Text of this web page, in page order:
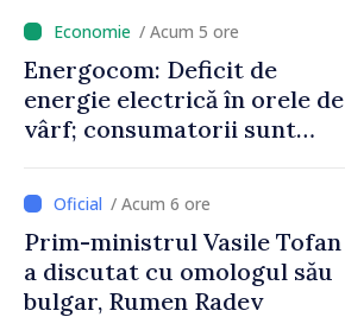
putem menține prețurile la
un nivel mai mic”
/ Acum 5 ore
Energocom: Deficit de
energie electrică în orele de
vârf; consumatorii sunt
/ Acum 6 ore
Prim-ministrul Vasile Tofan
a discutat cu omologul său
bulgar, Rumen Radev